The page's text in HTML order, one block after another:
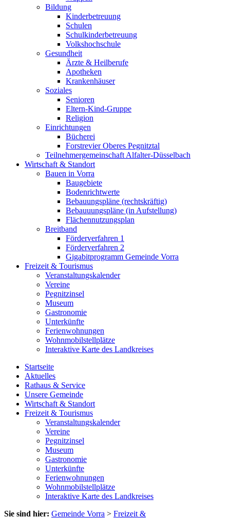
Bildung
Kinderbetreuung
Schulen
Schulkinderbetreuung
Volkshochschule
Gesundheit
Ärzte & Heilberufe
Apotheken
Krankenhäuser
Soziales
Senioren
Eltern-Kind-Gruppe
Religion
Einrichtungen
Bücherei
Forstrevier Oberes Pegnitztal
Teilnehmergemeinschaft Alfalter-Düsselbach
Wirtschaft & Standort
Bauen in Vorra
Baugebiete
Bodenrichtwerte
Bebauungspläne (rechtskräftig)
Bebauuungspläne (in Aufstellung)
Flächennutzungsplan
Breitband
Förderverfahren 1
Förderverfahren 2
Gigabitprogramm Gemeinde Vorra
Freizeit & Tourismus
Veranstaltungskalender
Vereine
Pegnitzinsel
Museum
Gastronomie
Unterkünfte
Ferienwohnungen
Wohnmobilstellplätze
Interaktive Karte des Landkreises
Startseite
Aktuelles
Rathaus & Service
Unsere Gemeinde
Wirtschaft & Standort
Freizeit & Tourismus
Veranstaltungskalender
Vereine
Pegnitzinsel
Museum
Gastronomie
Unterkünfte
Ferienwohnungen
Wohnmobilstellplätze
Interaktive Karte des Landkreises
Sie sind hier: Gemeinde Vorra > Freizeit &